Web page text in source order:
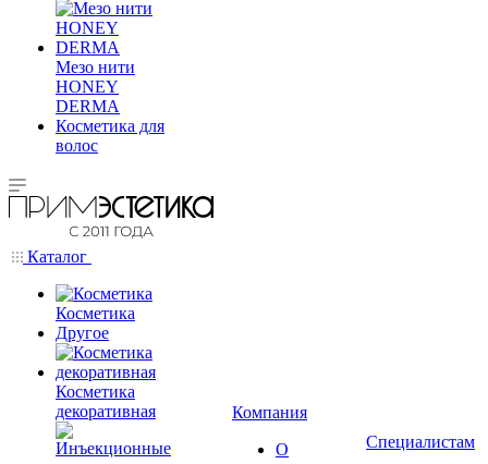
Мезо нити
HONEY
DERMA
Косметика для
волос
Каталог
Косметика
Другое
Косметика
декоративная
Компания
О
Специалистам